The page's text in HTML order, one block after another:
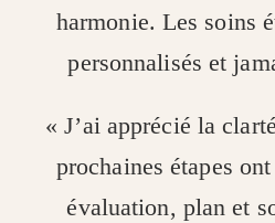
harmonie. Les soins
personnalisés et
« J’ai apprécié la
prochaines étapes
évaluation, plan et